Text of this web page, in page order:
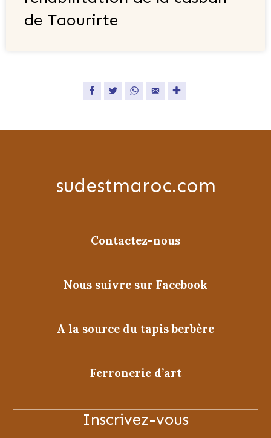
de Taourirte
Facebook Twitter WhatsAppEmail
sudestmaroc.com
Contactez-nous
Nous suivre sur Facebook
A la source du tapis berbère
Ferronerie d’art
Inscrivez-vous